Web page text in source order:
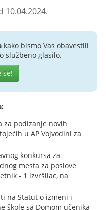
10.04.2024.
kako bismo Vas obavestili
službeno glasilo.
se!
za podizanje novih
u AP Vojvodini za
konkursa za
mesta za poslove
- 1 izvršilac, na
na Statut o izmeni i
škole sa Domom učenika